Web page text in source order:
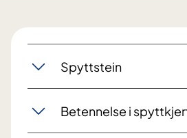
Spyttstein
Betennelse i